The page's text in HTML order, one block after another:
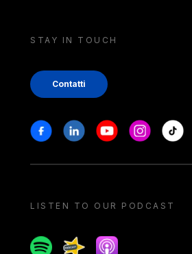
STAY IN TOUCH
Contatti
Stay in touch
FacebookLinkedinYoutubeInstagram
Tiktok
LISTEN TO OUR PODCAST
SpotifySpreakerApple podcast